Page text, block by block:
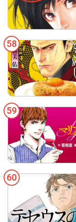
58
59
60